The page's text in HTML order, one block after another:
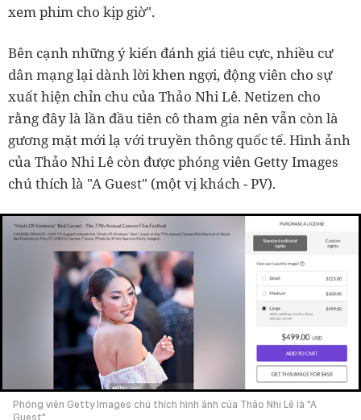
xem phim cho kịp giờ".
Bên cạnh những ý kiến đánh giá tiêu cực, nhiều cư
dân mạng lại dành lời khen ngợi, động viên cho sự
xuất hiện chỉn chu của Thảo Nhi Lê. Netizen cho
rằng đây là lần đầu tiên cô tham gia nên vẫn còn là
gương mặt mới lạ với truyền thông quốc tế. Hình ảnh
của Thảo Nhi Lê còn được phóng viên Getty Images
chú thích là "A Guest" (một vị khách - PV).
Phóng viên Getty Images chú thích hình ảnh của Thảo Nhi Lê là "A
Guest"